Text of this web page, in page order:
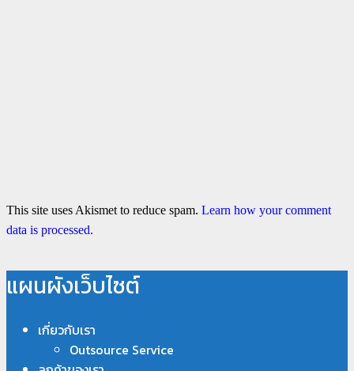
This site uses Akismet to reduce spam. Learn how your comment
data is processed.
แผนผังเว็บไซต์
เกี่ยวกับเรา
Outsource Service